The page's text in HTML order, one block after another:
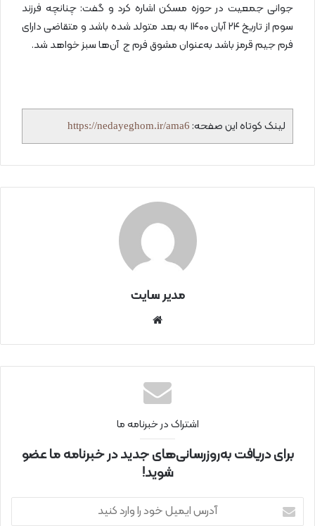
جوانی جمعیت در حوزه مسکن اشاره کرد و گفت: چنانچه فرزند
سوم از تاریخ ۲۴ آبان ۱۴۰۰ به بعد متولد شده باشد و متقاضی دارای
فرم جیم قرمز باشد به‌عنوان مشوق فرم ج آن‌ها سبز خواهد شد.
لینک کوتاه این صفحه: https://nedayeghom.ir/ama6
مدیر سایت
نتی
اشتراک در خبرنامه ما
برای دریافت به‌روزرسانی‌های جدید در خبرنامه ما عضو
شوید!